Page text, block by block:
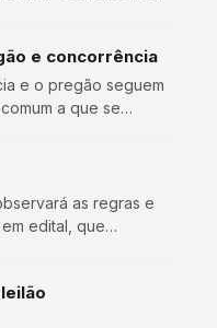
pode servir-se dos
e concorrência
e o pregão seguem
a que se
e qualidade que
d… as regras e
edital, que
III - as